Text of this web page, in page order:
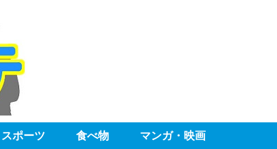
スポーツ 食べ物 マンガ・映画